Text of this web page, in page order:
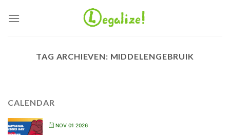
naar
TAG ARCHIEVEN: MIDDELENGEBRUIK
CALENDAR
NOV 01 2026